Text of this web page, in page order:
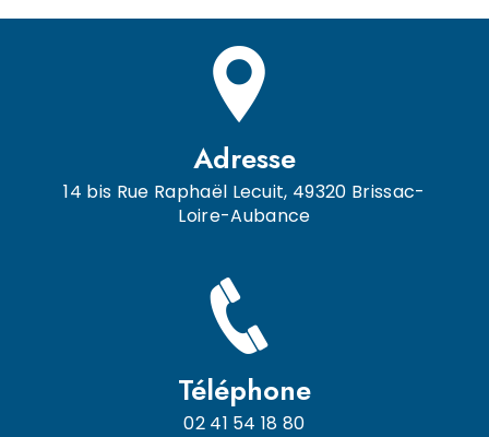
Adresse
14 bis Rue Raphaël Lecuit, 49320 Brissac-
Loire-Aubance
Téléphone
02 41 54 18 80